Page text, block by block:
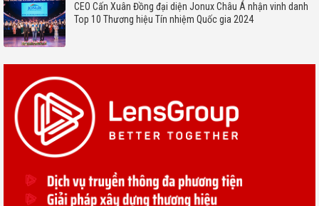
CEO Cấn Xuân Đồng đại diện Jonux Châu Á nhận vinh danh
Top 10 Thương hiệu Tín nhiệm Quốc gia 2024